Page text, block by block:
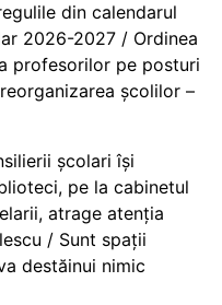
din calendarul
2026-2027 / Ordinea
profesorilor pe posturi
școlilor –
școlari își
pe la cabinetul
atrage atenția
/ Sunt spații
destăinui nimic